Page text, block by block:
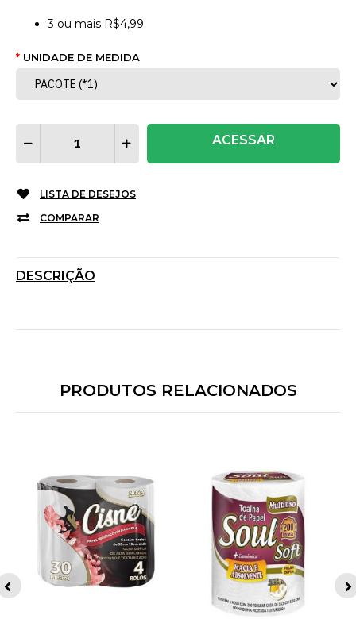
3 ou mais R$4,99
UNIDADE DE MEDIDA
ACESSAR
LISTA DE DESEJOS
COMPARAR
DESCRIÇÃO
PRODUTOS RELACIONADOS